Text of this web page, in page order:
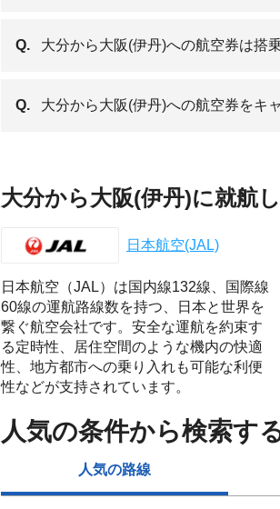
Q. 大分から大阪(伊丹)への航空券は搭
Q. 大分から大阪(伊丹)への航空券をキ
大分から大阪(伊丹)に就航
日本航空(JAL)
日本航空（JAL）は国内線132線、国際線
60線の運航路線数を持つ、日本と世界を
繋ぐ航空会社です。安全な運航を約束す
る定時性、居住空間のような機内の快適
性、地方都市への乗り入れも可能な利便
性などが支持されています。
人気の条件から検索す
人気の路線